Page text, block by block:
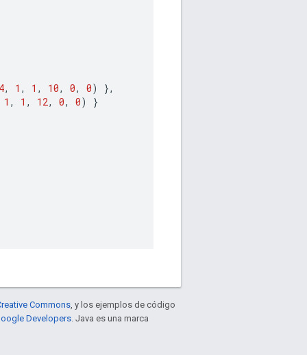
, 1 , 1 , 10, 0, 0)
},
1 , 1 , 12, 0, 0) }
Commons , y los ejemplos de código
Developers . Java es una marca